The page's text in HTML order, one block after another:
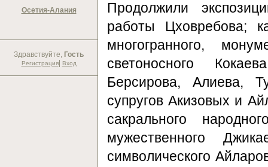
Осетия-Алания
Здравствуйте, Гость
Регистрация| Вход
Продолжили
работы Цховребова;
многогранного,
светоносного
Берсирова, Алиева,
супругов Акизовых и
сакрального
мужественного
символического